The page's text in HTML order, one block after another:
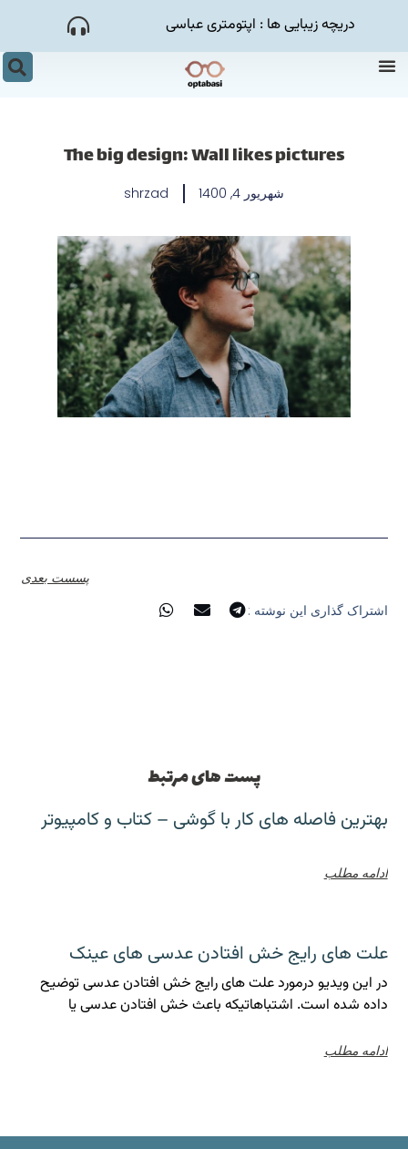
دریچه زیبایی ها : اپتومتری عباسی
منو
The big design: Wall likes pictures
شهریور 4, 1400 shrzad
پسست بعدی
اشتراک گذاری این نوشته :
پست های مرتبط
بهترین فاصله های کار با گوشی – کتاب و کامپیوتر
ادامه مطلب
علت های رایج خش افتادن عدسی های عینک
در این ویدیو درمورد علت های رایج خش افتادن عدسی توضیح
داده شده است. اشتباهاتیکه باعث خش افتادن عدسی یا
ادامه مطلب